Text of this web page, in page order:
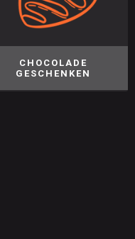
CHOCOLADE
GESCHENKEN